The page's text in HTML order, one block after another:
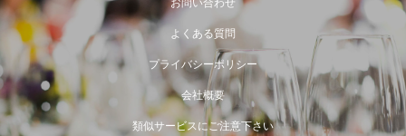
よくある質問
プライバシーポリシー
会社概要
類似サービスにご注意下さい